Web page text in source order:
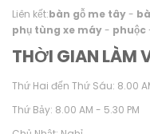
Liên kết:bàn gỗ me tây-
phụ tùng xe máy- phuộc
THỜI GIAN LÀM
Thứ Hai đến Thứ Sáu: 8.00
Thứ Bảy: 8.00 AM - 5.30 PM